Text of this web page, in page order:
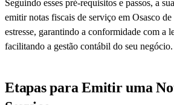
Seguindo esses pré-requisitos e passos, a
emitir notas fiscais de serviço em Osasco
estresse, garantindo a conformidade com a
facilitando a gestão contábil do seu negócio.
Etapas para Emitir uma